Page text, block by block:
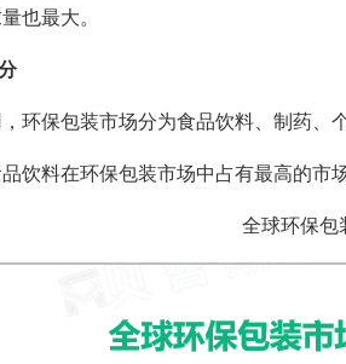
也最大。
环保包装市场分为食品饮料、制药、
品饮料在环保包装市场中占有最高的市
全球环保包